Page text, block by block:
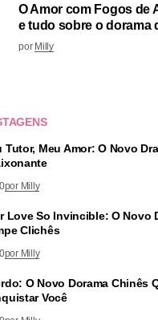
O Amor com Fogos de
e tudo sobre o dorama
por Milly
Tutor, Meu Amor: O Novo
0por Milly
Love So Invincible: O Novo
Clichês
0por Milly
O Novo Dorama Chinês
Você